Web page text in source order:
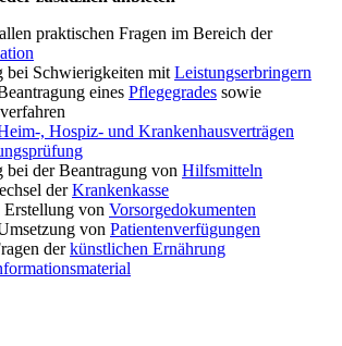
praktischen Fragen im Bereich der
bei Schwierigkeiten mit Leistungserbringern
eines Pflegegrades sowie
, Hospiz- und Krankenhausverträgen
bei der Beantragung von Hilfsmitteln
derKrankenkasse
von Vorsorgedokumenten
von Patientenverfügungen
derkünstlichen Ernährung